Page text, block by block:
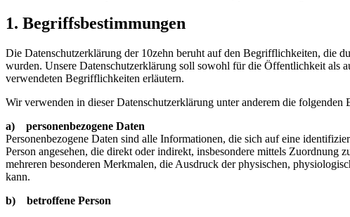
1. Begriffsbestimmungen
Die Datenschutzerklärung der 10zehn beruht auf den Begrifflichkeiten, die
wurden. Unsere Datenschutzerklärung soll sowohl für die Öffentlichkeit als
verwendeten Begrifflichkeiten erläutern.
Wir verwenden in dieser Datenschutzerklärung unter anderem die folgenden
a) personenbezogene Daten
Personenbezogene Daten sind alle Informationen, die sich auf eine
Person angesehen, die direkt oder indirekt, insbesondere mittels
mehreren besonderen Merkmalen, die Ausdruck der physischen,
kann.
b) betroffene Person